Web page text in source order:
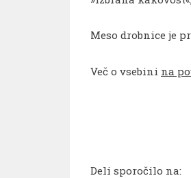
Meso drobnice je
Več o vsebini na
Deli sporočilo na: